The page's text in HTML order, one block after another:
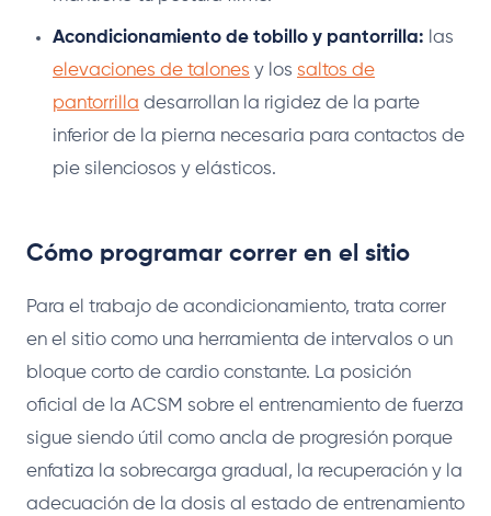
Acondicionamiento de tobillo y pantorrilla: las
elevaciones de talones y los saltos de
pantorrilla desarrollan la rigidez de la parte
inferior de la pierna necesaria para contactos de
pie silenciosos y elásticos.
Cómo programar correr en el sitio
Para el trabajo de acondicionamiento, trata correr
en el sitio como una herramienta de intervalos o un
bloque corto de cardio constante. La posición
oficial de la ACSM sobre el entrenamiento de fuerza
sigue siendo útil como ancla de progresión porque
enfatiza la sobrecarga gradual, la recuperación y la
adecuación de la dosis al estado de entrenamiento